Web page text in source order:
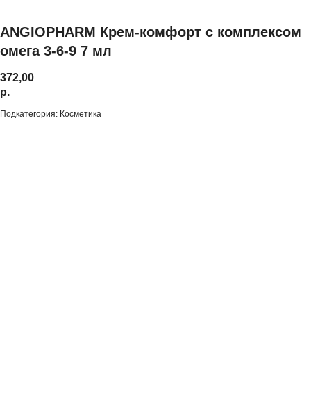
ANGIOPHARM Крем-комфорт с комплексом
омега 3-6-9 7 мл
372,00
р.
Подкатегория: Косметика